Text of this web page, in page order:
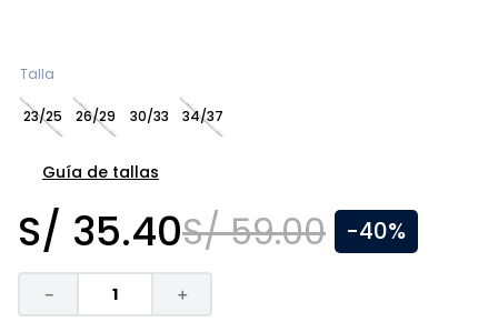
Talla
23/25 26/29 30/33 34/37
Guía de tallas
S/ 35.40S/ 59.00 -40%
＋
－
disney
sandalias niño